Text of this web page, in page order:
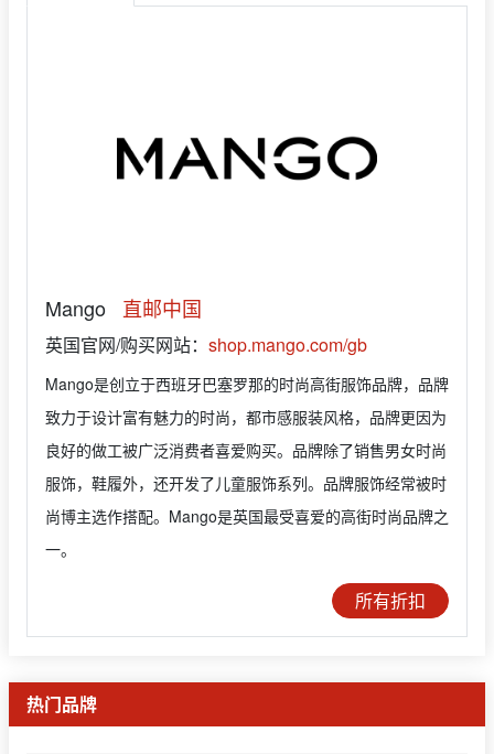
Mango 直邮中国
英国官网/购买网站： shop.mango.com/gb
Mango是创立于西班牙巴塞罗那的时尚高街服饰品牌，品牌
致力于设计富有魅力的时尚，都市感服装风格，品牌更因为
良好的做工被广泛消费者喜爱购买。品牌除了销售男女时尚
服饰，鞋履外，还开发了儿童服饰系列。品牌服饰经常被时
尚博主选作搭配。Mango是英国最受喜爱的高街时尚品牌之
一。
所有折扣
热门品牌